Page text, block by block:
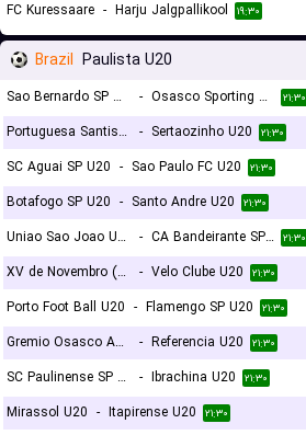
FC Kuressaare - Harju Jalgpallikool ۱۹:۳۰
Brazil Paulista U20
Sao Bernardo SP U20 - Osasco Sporting SP U20 ۲۱:۳۰
Portuguesa Santista U20
- Sertaozinho U20 ۲۱:۳۰
SC Aguai SP U20 - Sao Paulo FC U20 ۲۱:۳۰
Botafogo SP U20 - Santo Andre U20 ۲۱:۳۰
Uniao Sao Joao U20
- CA Bandeirante SP U20 ۲۱:۳۰
XV de Novembro (Piracicaba) U20
- Velo Clube U20 ۲۱:۳۰
Porto Foot Ball U20 - Flamengo SP U20 ۲۱:۳۰
Gremio Osasco Audax SP U20
- Referencia U20 ۲۱:۳۰
SC Paulinense SP U20
- Ibrachina U20 ۲۱:۳۰
Mirassol U20 - Itapirense U20 ۲۱:۳۰